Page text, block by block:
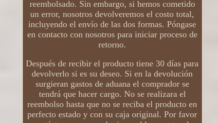
reembolsado. Sin embargo, si hemos cometido
un error, nosotros devolveremos el costo total,
incluyendo el envío de las dos formas. Póngase
en contacto con nosotros para iniciar proceso de
retorno.
Después de recibir el producto tiene 30 días para
devolverlo si es su deseo. Si en la devolución
surgieran gastos de aduana el comprador se
tendrá que hacer cargo. No se realizara el
reembolso hasta que no se reciba el producto en
perfecto estado y con su caja original. Por favor